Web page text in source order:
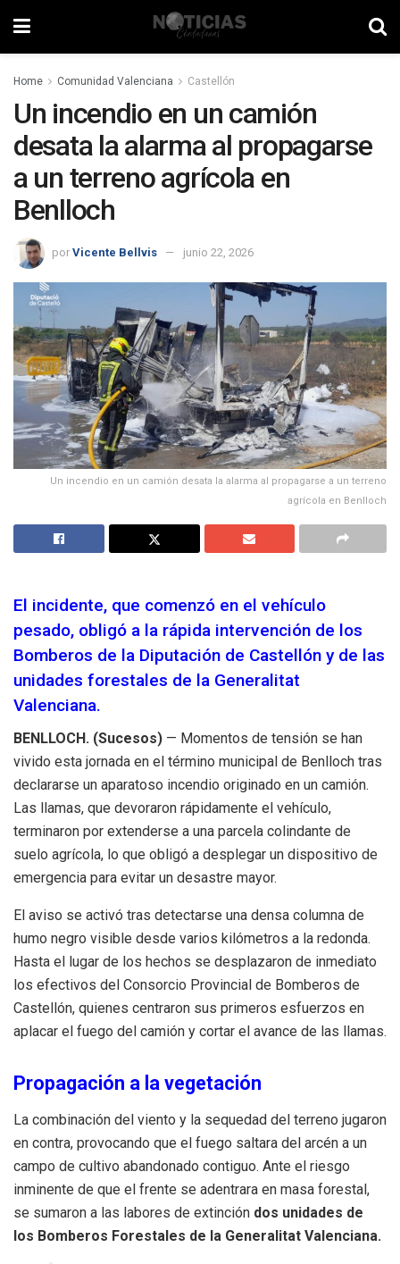
Home Comunidad Valenciana Castellón
Un incendio en un camión
desata la alarma al propagarse
a un terreno agrícola en
Benlloch
por Vicente Bellvis junio 22, 2026
Un incendio en un camión desata la alarma al propagarse a un terreno
agrícola en Benlloch
El incidente, que comenzó en el vehículo
pesado, obligó a la rápida intervención de los
Bomberos de la Diputación de Castellón y de las
unidades forestales de la Generalitat
Valenciana.
BENLLOCH. (Sucesos) — Momentos de tensión se han
vivido esta jornada en el término municipal de Benlloch tras
declararse un aparatoso incendio originado en un camión.
Las llamas, que devoraron rápidamente el vehículo,
terminaron por extenderse a una parcela colindante de
suelo agrícola, lo que obligó a desplegar un dispositivo de
emergencia para evitar un desastre mayor.
El aviso se activó tras detectarse una densa columna de
humo negro visible desde varios kilómetros a la redonda.
Hasta el lugar de los hechos se desplazaron de inmediato
los efectivos del Consorcio Provincial de Bomberos de
Castellón, quienes centraron sus primeros esfuerzos en
aplacar el fuego del camión y cortar el avance de las llamas.
Propagación a la vegetación
La combinación del viento y la sequedad del terreno jugaron
en contra, provocando que el fuego saltara del arcén a un
campo de cultivo abandonado contiguo. Ante el riesgo
inminente de que el frente se adentrara en masa forestal,
se sumaron a las labores de extinción dos unidades de
los Bomberos Forestales de la Generalitat Valenciana.